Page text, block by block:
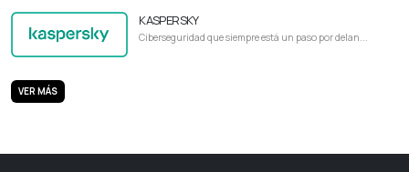
KASPERSKY
Ciberseguridad que siempre está un paso por delan...
VER MÁS